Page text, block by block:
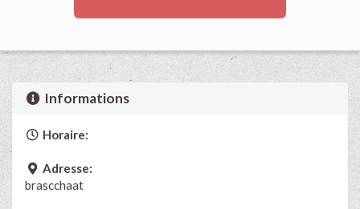
Informations
Horaire:
Adresse:
brascchaat